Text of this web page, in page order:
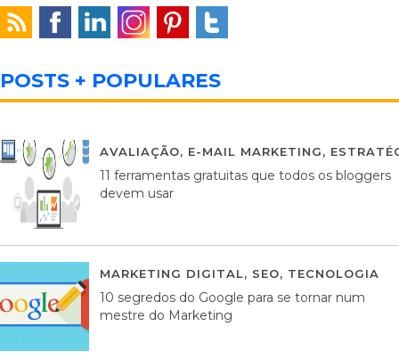
POSTS + POPULARES
AVALIAÇÃO, E-MAIL MARKETING,
11 ferramentas gratuitas que todos os bloggers
devem usar
MARKETING DIGITAL, SEO, TECNOLOGIA
10 segredos do Google para se tornar num
mestre do Marketing